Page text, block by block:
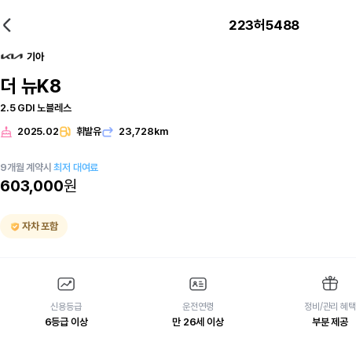
223허5488
기아
더 뉴K8
2.5 GDI 노블레스
2025.02 휘발유 23,728km
9개월 계약시최저 대여료
603,000원
자차 포함
신용등급
6등급 이상
운전연령
만 26세 이상
정비/관리 혜택
부분 제공